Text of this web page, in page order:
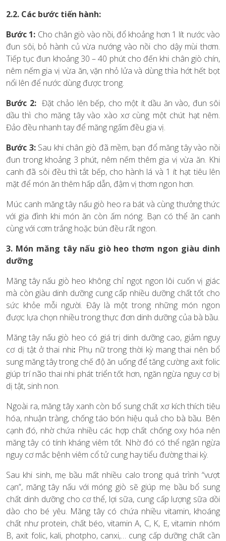
2.2. Các bước tiến hành:
Bước 1: Cho chân giò vào nồi, đổ khoảng hơn 1 lít nước vào
đun sôi, bỏ hành củ vừa nướng vào nồi cho dậy mùi thơm.
Tiếp tục đun khoảng 30 – 40 phút cho đến khi chân giò chín,
nêm nếm gia vị vừa ăn, vặn nhỏ lửa và dùng thìa hớt hết bọt
nổi lên để nước dùng được trong.
Bước 2: Đặt chảo lên bếp, cho một ít dầu ăn vào, đun sôi
dầu thì cho măng tây vào xào xơ cùng một chút hạt nêm.
Đảo đều nhanh tay để măng ngấm đều gia vị.
Bước 3:Sau khi chân giò đã mềm, bạn đổ măng tây vào nồi
đun trong khoảng 3 phút, nêm nếm thêm gia vị vừa ăn. Khi
canh đã sôi đều thì tắt bếp, cho hành lá và 1 ít hạt tiêu lên
mặt để món ăn thêm hấp dẫn, đậm vị thơm ngon hơn.
Múc canh măng tây nấu giò heo ra bát và cùng thưởng thức
với gia đình khi món ăn còn ấm nóng. Bạn có thể ăn canh
cùng với cơm trắng hoặc bún đều rất ngon.
3. Món măng tây nấu giò heo thơm ngon giàu dinh
dưỡng
Măng tây nấu giò heo không chỉ ngọt ngon lôi cuốn vị giác
mà còn giàu dinh dưỡng cung cấp nhiều dưỡng chất tốt cho
sức khỏe mỗi người. Đây là một trong những món ngon
được lựa chọn nhiều trong thực đơn dinh dưỡng của bà bầu.
Măng tây nấu giò heo có giá trị dinh dưỡng cao, giảm nguy
cơ dị tật ở thai nhi:Phụ nữ trong thời kỳ mang thai nên bổ
sung măng tây trong chế độ ăn uống để tăng cường axit folic
giúp trí não thai nhi phát triển tốt hơn, ngăn ngừa nguy cơ bị
dị tật, sinh non.
Ngoài ra, măng tây xanh còn bổ sung chất xơ kích thích tiêu
hóa, nhuận tràng, chống táo bón hiệu quả cho bà bầu. Bên
cạnh đó, nhờ chứa nhiều các hợp chất chống oxy hóa nên
măng tây có tính kháng viêm tốt. Nhờ đó có thể ngăn ngừa
nguy cơ mắc bệnh viêm cổ tử cung hay tiểu đường thai kỳ.
Sau khi sinh, mẹ bầu mất nhiều calo trong quá trình “vượt
cạn”, măng tây nấu với móng giò sẽ giúp mẹ bầu bổ sung
chất dinh dưỡng cho cơ thể, lợi sữa, cung cấp lượng sữa dồi
dào cho bé yêu. Măng tây có chứa nhiều vitamin, khoáng
chất như protein, chất béo, vitamin A, C, K, E, vitamin nhóm
B, axit folic, kali, photpho, canxi,… cung cấp dưỡng chất cần